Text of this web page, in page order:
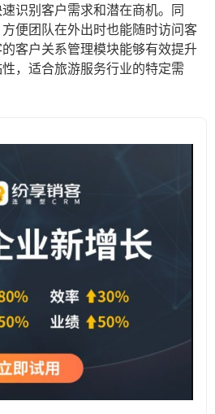
识别客户需求和潜在商机。同
便团队在外出时也能随时访问客
客户关系管理模块能够有效提升
，适合旅游服务行业的特定需